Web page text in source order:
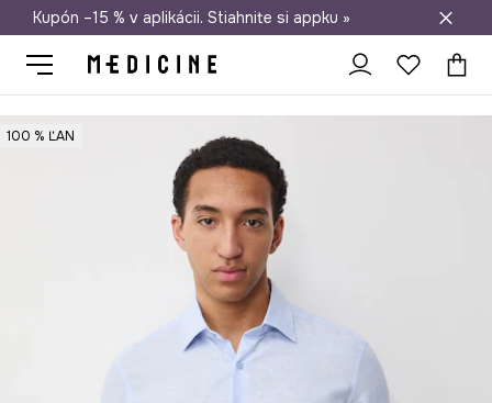
Doprava zadarmo od 50 €
Kupón –15 % v aplikácii. Stiahnite si appku »
100 % ĽAN